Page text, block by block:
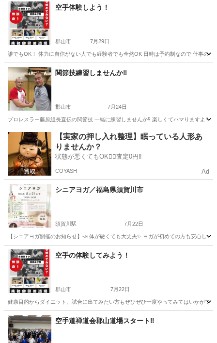
福島 郡山市 空手/他格闘技
空手体験しよう！
郡山市 7月29日
誰でもOK！ 体力に自信がない人でも経験者でも全然OK 日時は予約制なので 仕事の
福島 郡山市 空手/他格闘技
関節技練習しませんか‼️
郡山市 7月24日
プロレスラー藤原組長直伝の関節技 一緒に練習しませんか⁉️ 楽しくてハマりますよ‼️
福島 郡山市 空手/他格闘技 藤原
【実家の押し入れ整理】眠っている人形あ
りませんか？
状態が悪くてもOK🙆‍♀️査定0円‼️
COYASH Ad
シニアヨガ／福島県須賀川市
須賀川駅 7月22日
【シニアヨガ開催のお知らせ】📣 体が硬くても大丈夫✨ ヨガが初めての方も安心し
福島 須賀川市 須賀川駅 ヨガ シニア
空手の体験してみよう！
郡山市 7月22日
健康目的からダイエット、試合に出てみたい方もぜひぜひ一度やってみてはいかがで
福島 郡山市 空手/他格闘技 寝技
空手道禅道会郡山道場スタート‼️